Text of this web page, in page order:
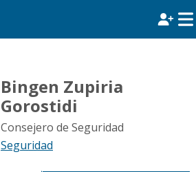
Bingen Zupiria
Gorostidi
Consejero de Seguridad
Seguridad